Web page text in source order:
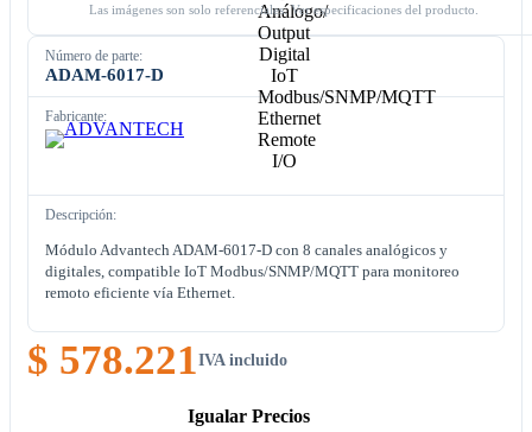
Las imágenes son solo referenciales. Ver especificaciones del producto.
Número de parte:
ADAM-6017-D
Fabricante:
Descripción:
Módulo Advantech ADAM-6017-D con 8 canales analógicos y
digitales, compatible IoT Modbus/SNMP/MQTT para monitoreo
remoto eficiente vía Ethernet.
$ 578.221IVA incluido
Igualar Precios